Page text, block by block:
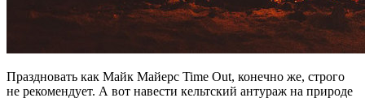
Праздновать как Майк Майерс Time Out, конечно же, строго
не рекомендует. А вот навести кельтский антураж на природе